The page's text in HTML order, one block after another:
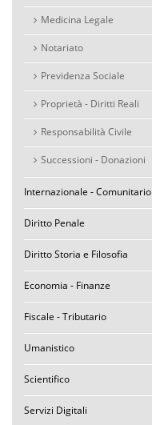
Medicina Legale
Notariato
Previdenza Sociale
Proprietà - Diritti Reali
Responsabilità Civile
Successioni - Donazioni
Internazionale - Comunitario
Diritto Penale
Diritto Storia e Filosofia
Economia - Finanze
Fiscale - Tributario
Umanistico
Scientifico
Servizi Digitali